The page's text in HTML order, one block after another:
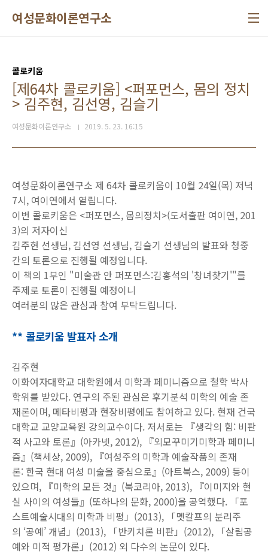
여성문화이론연구소
콜로키움
[제64차 콜로키움] <퍼포먼스, 몸의 정치
> 김주현, 김선영, 김슬기
여성문화이론연구소 2019. 5. 23. 16:15
여성문화이론연구소 제 64차 콜로키움이 10월 24일(목) 저녁
7시, 여이연에서 열립니다.
이번 콜로키움은 <퍼포먼스, 몸의정치>(도서출판 여이연, 201
3)의 저자이신
김주현 선생님, 김선영 선생님, 김슬기 선생님의 발표와 청중
간의 토론으로 진행될 예정입니다.
이 책의 1부인 "미술관 안 퍼포먼스:김홍석의 '창녀찾기'"를
주제로 토론이 진행될 예정이니
여러분의 많은 관심과 참여 부탁드립니다.
** 콜로키움 발표자 소개
김주현
이화여자대학교 대학원에서 미학과 페미니즘으로 철학 박사
학위를 받았다. 연구의 주된 관심은 후기분석 미학의 예술 존
재론이며, 메타비평과 현장비평에도 참여하고 있다. 현재 건국
대학교 교양교육원 강의교수이다. 저서로는 『생각의 힘: 비판
적 사고와 토론』 (아카넷, 2012), 『외모꾸미기미학과 페미니
즘』 (책세상, 2009), 『여성주의 미학과 예술작품의 존재
론: 한국 현대 여성 미술을 중심으로』 (아트북스, 2009) 등이
있으며, 『미학의 모든 것』 (북코리아, 2013), 『이미지와 현
실 사이의 여성들』 (또하나의 문화, 2000)을 공역했다. 「포
스트예술시대의 미학과 비평 」 (2013), 「멧칼프의 분리주
의 ‘공예’개념 」 (2013), 「반키치론 비판 」 (2012), 「살림공
예와 미적 평가론 」 (2012) 외 다수의 논문이 있다.